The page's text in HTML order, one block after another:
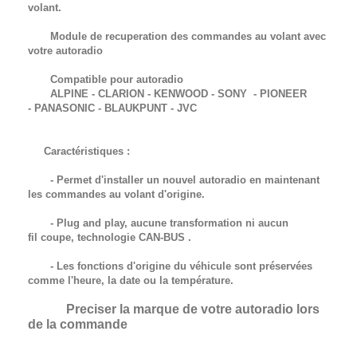
volant.
Module de recuperation des commandes au volant avec
votre autoradio
Compatible pour autoradio
ALPINE - CLARION - KENWOOD - SONY - PIONEER
- PANASONIC - BLAUKPUNT - JVC
Caractéristiques :
- Permet d'installer un nouvel autoradio en maintenant
les commandes au volant d'origine.
- Plug and play, aucune transformation ni aucun
fil coupe, technologie CAN-BUS .
- Les fonctions d'origine du véhicule sont préservées
comme l'heure, la date ou la température.
Preciser la marque de votre autoradio lors
de la commande